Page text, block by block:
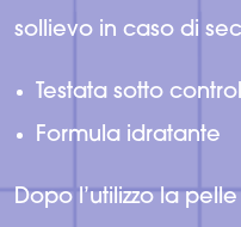
sollievo in caso di
Testata sotto
Formula idratante
Dopo l’utilizzo la